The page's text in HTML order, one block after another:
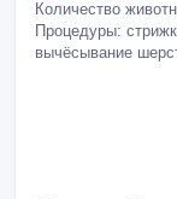
Количество
Процедуры:
вычёсывание